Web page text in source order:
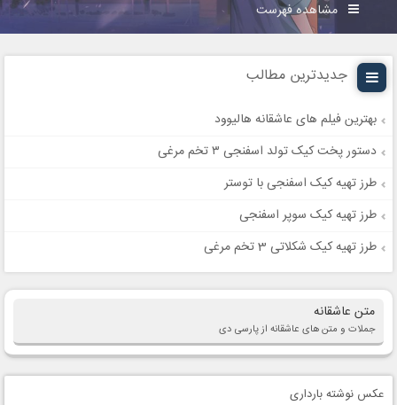
مشاهده فهرست
جدیدترین مطالب
بهترین فیلم های عاشقانه هالیوود
دستور پخت کیک تولد اسفنجی ۳ تخم مرغی
طرز تهیه کیک اسفنجی با توستر
طرز تهیه کیک سوپر اسفنجی
طرز تهیه کیک شکلاتی 3 تخم مرغی
متن عاشقانه
جملات و متن های عاشقانه از پارسی دی
عکس نوشته بارداری